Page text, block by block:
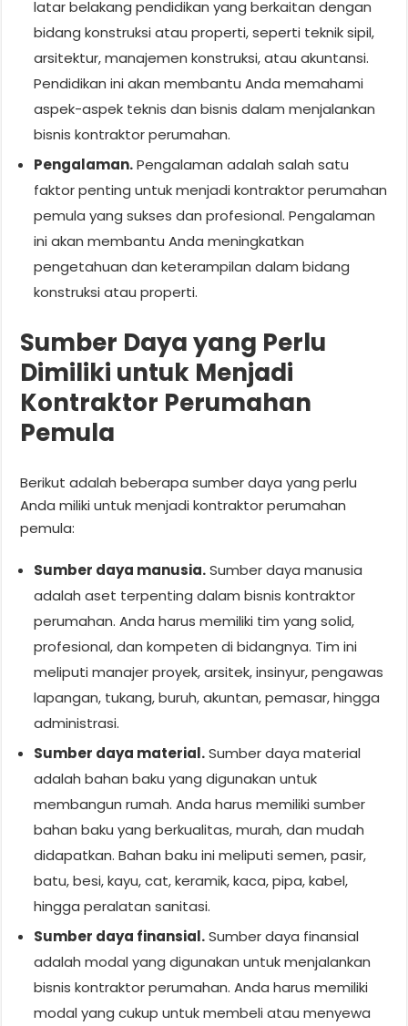
latar belakang pendidikan yang berkaitan dengan
bidang konstruksi atau properti, seperti teknik sipil,
arsitektur, manajemen konstruksi, atau akuntansi.
Pendidikan ini akan membantu Anda memahami
aspek-aspek teknis dan bisnis dalam menjalankan
bisnis kontraktor perumahan.
Pengalaman.Pengalaman adalah salah satu
faktor penting untuk menjadi kontraktor perumahan
pemula yang sukses dan profesional. Pengalaman
ini akan membantu Anda meningkatkan
pengetahuan dan keterampilan dalam bidang
konstruksi atau properti.
Sumber Daya yang Perlu
Dimiliki untuk Menjadi
Kontraktor Perumahan
Pemula
Berikut adalah beberapa sumber daya yang perlu
Anda miliki untuk menjadi kontraktor perumahan
pemula:
Sumber daya manusia.Sumber daya manusia
adalah aset terpenting dalam bisnis kontraktor
perumahan. Anda harus memiliki tim yang solid,
profesional, dan kompeten di bidangnya. Tim ini
meliputi manajer proyek, arsitek, insinyur, pengawas
lapangan, tukang, buruh, akuntan, pemasar, hingga
administrasi.
Sumber daya material.Sumber daya material
adalah bahan baku yang digunakan untuk
membangun rumah. Anda harus memiliki sumber
bahan baku yang berkualitas, murah, dan mudah
didapatkan. Bahan baku ini meliputi semen, pasir,
batu, besi, kayu, cat, keramik, kaca, pipa, kabel,
hingga peralatan sanitasi.
Sumber daya finansial.Sumber daya finansial
adalah modal yang digunakan untuk menjalankan
bisnis kontraktor perumahan. Anda harus memiliki
modal yang cukup untuk membeli atau menyewa